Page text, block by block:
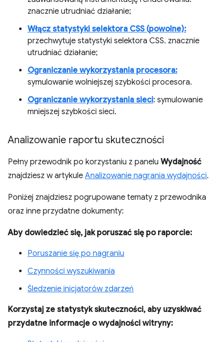
znacznie utrudniać działanie;
Włącz statystyki selektora CSS (powolne):
przechwytuje statystyki selektora CSS. znacznie
utrudniać działanie;
Ograniczanie wykorzystania procesora:
symulowanie wolniejszej szybkości procesora.
Ograniczanie wykorzystania sieci: symulowanie
mniejszej szybkości sieci.
Analizowanie raportu skuteczności
Pełny przewodnik po korzystaniu z panelu Wydajność
znajdziesz w artykule Analizowanie nagrania wydajności.
Poniżej znajdziesz pogrupowane tematy z przewodnika
oraz inne przydatne dokumenty:
Aby dowiedzieć się, jak poruszać się po raporcie:
Poruszanie się po nagraniu
Czynności wyszukiwania
Śledzenie inicjatorów zdarzeń
Korzystaj ze statystyk skuteczności, aby uzyskiwać
przydatne informacje o wydajności witryny: